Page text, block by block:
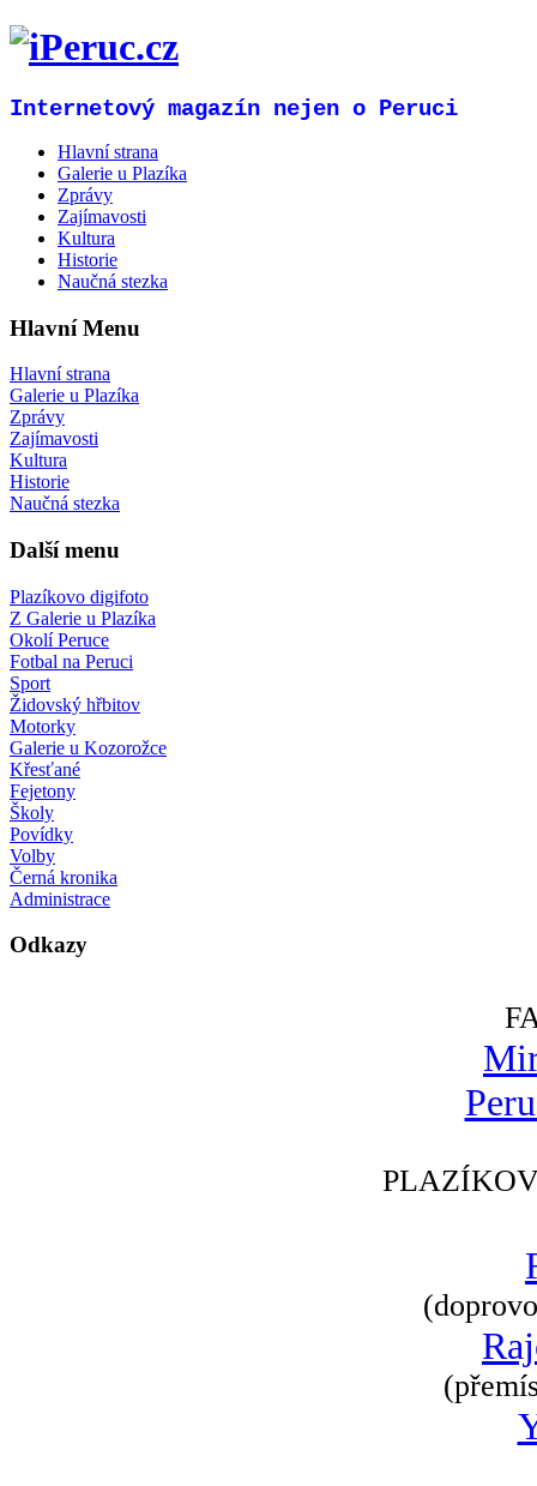
Internetový magazín nejen o Peruci
Hlavní strana
Galerie u Plazíka
Zprávy
Zajímavosti
Kultura
Historie
Naučná stezka
Hlavní Menu
Hlavní strana
Galerie u Plazíka
Zprávy
Zajímavosti
Kultura
Historie
Naučná stezka
Další menu
Plazíkovo digifoto
Z Galerie u Plazíka
Okolí Peruce
Fotbal na Peruci
Sport
Židovský hřbitov
Motorky
Galerie u Kozorožce
Křesťané
Fejetony
Školy
Povídky
Volby
Černá kronika
Administrace
Odkazy